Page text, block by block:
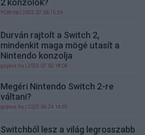
2 konzolok?
PCW.lite | 2025.07.06 15:36
Durván rajtolt a Switch 2,
mindenkit maga mögé utasít a
Nintendo konzolja
gsplus.hu | 2025.07.02 18:04
Megéri Nintendo Switch 2-re
váltani?
gsplus.hu | 2025.06.24 14:01
Switchből lesz a világ legrosszabb